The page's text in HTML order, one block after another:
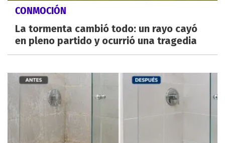
CONMOCIÓN
La tormenta cambió todo: un rayo cayó
en pleno partido y ocurrió una tragedia